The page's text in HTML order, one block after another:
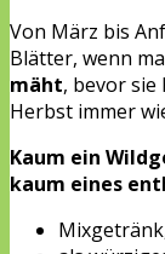
Von März bis
Blätter, wenn
mäht, bevor sie
Herbst immer
Kaum ein
kaum eines